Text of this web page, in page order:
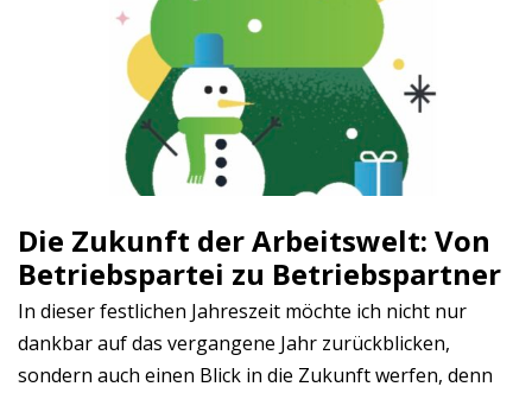
Die Zukunft der Arbeitswelt: Von
Betriebspartei zu Betriebspartner
In dieser festlichen Jahreszeit möchte ich nicht nur
dankbar auf das vergangene Jahr zurückblicken,
sondern auch einen Blick in die Zukunft werfen, denn